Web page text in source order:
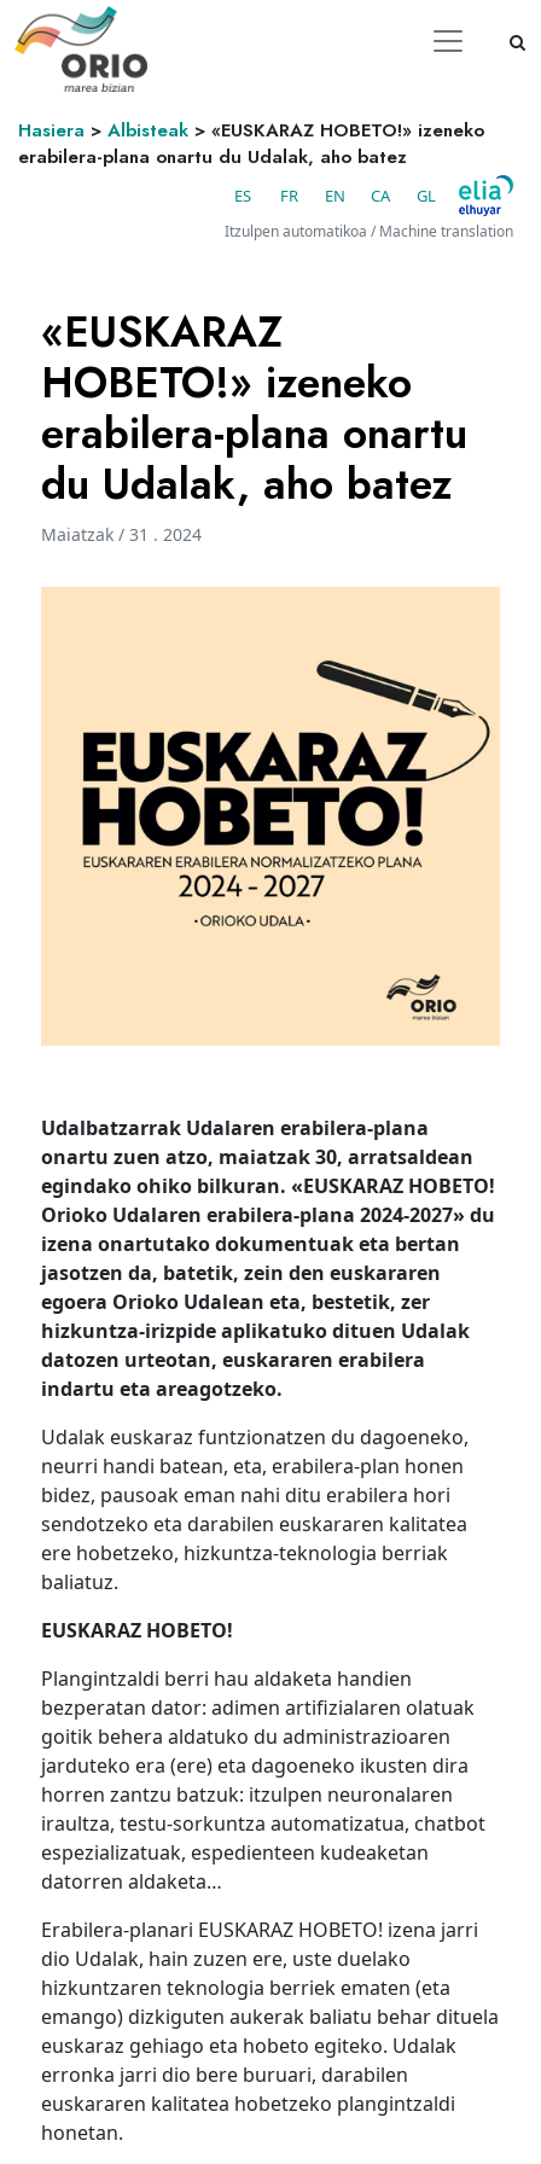
Hasiera > Albisteak > «EUSKARAZ HOBETO!» izeneko
erabilera-plana onartu du Udalak, aho batez
ES FR EN CA GL
Itzulpen automatikoa / Machine translation
«EUSKARAZ
HOBETO!» izeneko
erabilera-plana onartu
du Udalak, aho batez
Maiatzak / 31 . 2024
Udalbatzarrak Udalaren erabilera-plana
onartu zuen atzo, maiatzak 30, arratsaldean
egindako ohiko bilkuran. «EUSKARAZ HOBETO!
Orioko Udalaren erabilera-plana 2024-2027» du
izena onartutako dokumentuak eta bertan
jasotzen da, batetik, zein den euskararen
egoera Orioko Udalean eta, bestetik, zer
hizkuntza-irizpide aplikatuko dituen Udalak
datozen urteotan, euskararen erabilera
indartu eta areagotzeko.
Udalak euskaraz funtzionatzen du dagoeneko,
neurri handi batean, eta, erabilera-plan honen
bidez, pausoak eman nahi ditu erabilera hori
sendotzeko eta darabilen euskararen kalitatea
ere hobetzeko, hizkuntza-teknologia berriak
baliatuz.
EUSKARAZ HOBETO!
Plangintzaldi berri hau aldaketa handien
bezperatan dator: adimen artifizialaren olatuak
goitik behera aldatuko du administrazioaren
jarduteko era (ere) eta dagoeneko ikusten dira
horren zantzu batzuk: itzulpen neuronalaren
iraultza, testu-sorkuntza automatizatua, chatbot
espezializatuak, espedienteen kudeaketan
datorren aldaketa…
Erabilera-planari EUSKARAZ HOBETO! izena jarri
dio Udalak, hain zuzen ere, uste duelako
hizkuntzaren teknologia berriek ematen (eta
emango) dizkiguten aukerak baliatu behar dituela
euskaraz gehiago eta hobeto egiteko. Udalak
erronka jarri dio bere buruari, darabilen
euskararen kalitatea hobetzeko plangintzaldi
honetan.